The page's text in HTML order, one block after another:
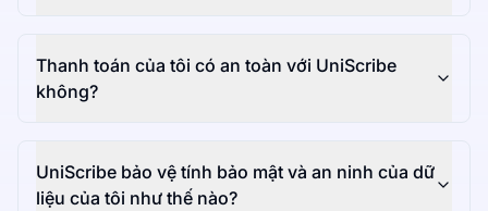
Thanh toán của tôi có an toàn với UniScribe
không?
UniScribe bảo vệ tính bảo mật và an ninh của dữ
liệu của tôi như thế nào?